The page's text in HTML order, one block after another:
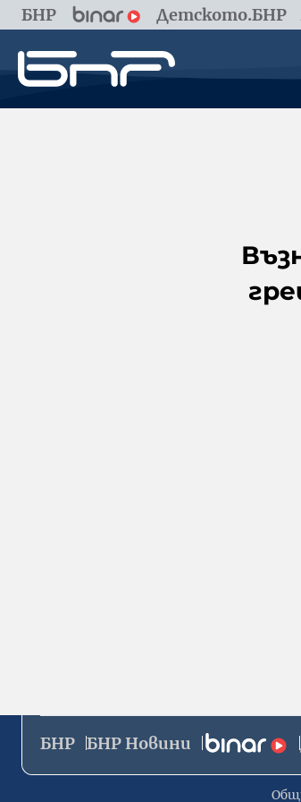
БНР Детското.БНР
БНР БНР Новини